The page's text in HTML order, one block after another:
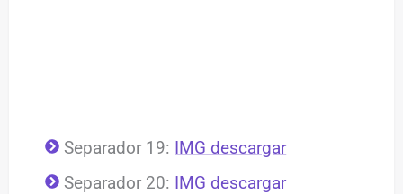
Separador 19: IMG descargar
Separador 20: IMG descargar